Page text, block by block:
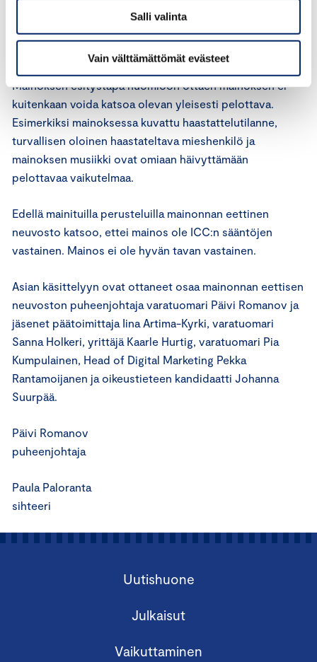
Salli valinta
Vain välttämättömät evästeet
Mainonnan eettinen neuvosto toteaa, että yksittäiset
lapset saattavat kokea mainoksessa ajoittain näkyvät
Mainoksen esitystapa huomioon ottaen mainoksen ei
kuitenkaan voida katsoa olevan yleisesti pelottava.
Esimerkiksi mainoksessa kuvattu haastattelutilanne,
turvallisen oloinen haastateltava mieshenkilö ja
mainoksen musiikki ovat omiaan häivyttämään
pelottavaa vaikutelmaa.
Edellä mainituilla perusteluilla mainonnan eettinen
neuvosto katsoo, ettei mainos ole ICC:n sääntöjen
vastainen. Mainos ei ole hyvän tavan vastainen.
Asian käsittelyyn ovat ottaneet osaa mainonnan eettisen
neuvoston puheenjohtaja varatuomari Päivi Romanov ja
jäsenet päätoimittaja Iina Artima-Kyrki, varatuomari
Sanna Holkeri, yrittäjä Kaarle Hurtig, varatuomari Pia
Kumpulainen, Head of Digital Marketing Pekka
Rantamoijanen ja oikeustieteen kandidaatti Johanna
Suurpää.
Päivi Romanov
puheenjohtaja
Paula Paloranta
sihteeri
Uutishuone
Julkaisut
Vaikuttaminen